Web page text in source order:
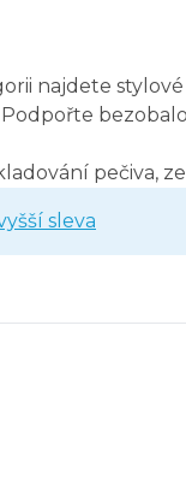
najdete
pečiva,
sleva